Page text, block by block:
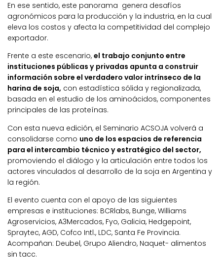
En ese sentido, este panorama genera desafíos
agronómicos para la producción y la industria, en la cual
eleva los costos y afecta la competitividad del complejo
exportador.
Frente a este escenario, el trabajo conjunto entre
instituciones públicas y privadas apunta a construir
información sobre el verdadero valor intrínseco de la
harina de soja, con estadística sólida y regionalizada,
basada en el estudio de los aminoácidos, componentes
principales de las proteínas.
Con esta nueva edición, el Seminario ACSOJA volverá a
consolidarse como uno de los espacios de referencia
para el intercambio técnico y estratégico del sector,
promoviendo el diálogo y la articulación entre todos los
actores vinculados al desarrollo de la soja en Argentina y
la región.
El evento cuenta con el apoyo de las siguientes
empresas e instituciones: BCRlabs, Bunge, Williams
Agroservicios, A3Mercados, Fyo, Galicia, Hedgepoint,
Spraytec, AGD, Cofco Intl., LDC, Santa Fe Provincia.
Acompañan: Deubel, Grupo Aliendro, Naquet- alimentos
sin tacc.